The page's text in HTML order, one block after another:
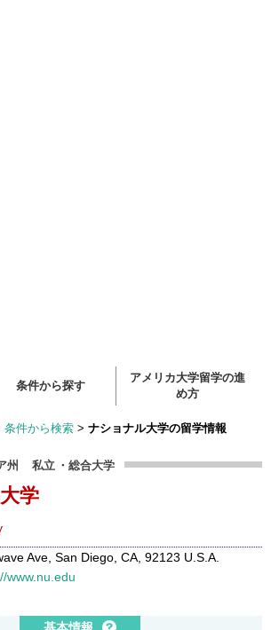
条件から探す
アメリカ大学留学の進
め方
条件から検索 > ナショナル大学の留学情報
州 私立 ・総合大学
学
Ave, San Diego, CA, 92123 U.S.A.
www.nu.edu